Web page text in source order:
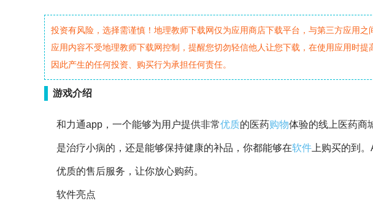
投资有风险，选择需谨慎！地理教师下载网仅为应用商店下载平台，与第三方应用
应用内容不受地理教师下载网控制，提醒您切勿轻信他人让您下载，在使用应用时
因此产生的任何投资、购买行为承担任何责任。
游戏介绍
和力通app，一个能够为用户提供非常优质的医药购物体验的线上医药商
是治疗小病的，还是能够保持健康的补品，你都能够在软件 上购买的到
优质的售后服务，让你放心购药。
软件亮点